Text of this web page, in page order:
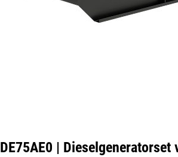
DE75AE0 | Dieselgeneratorset